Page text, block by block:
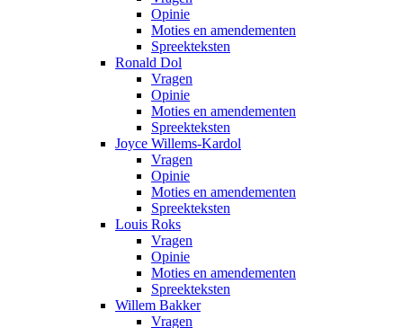
Opinie
Moties en amendementen
Spreekteksten
Ronald Dol
Vragen
Opinie
Moties en amendementen
Spreekteksten
Joyce Willems-Kardol
Vragen
Opinie
Moties en amendementen
Spreekteksten
Louis Roks
Vragen
Opinie
Moties en amendementen
Spreekteksten
Willem Bakker
Vragen